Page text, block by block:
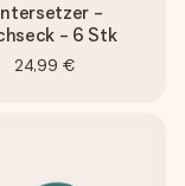
-
- 6 Stk
24,99 €